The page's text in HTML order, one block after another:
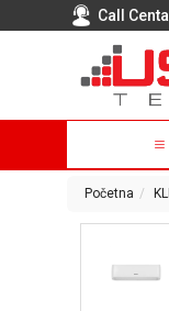
Call
Početna